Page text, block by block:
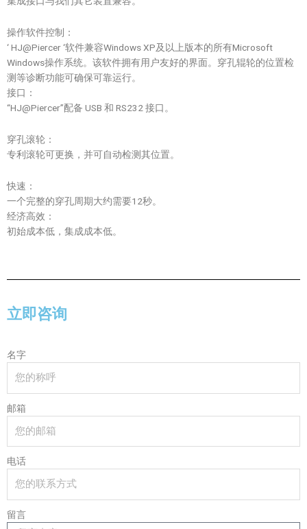
操作软件控制：
‘ HJ@Piercer ‘软件兼容Windows XP及以上版本的所有Microsoft
Windows操作系统。该软件拥有用户友好的界面。穿孔辊轮的位置检
测等诊断功能可确保可靠运行。
接口：
“HJ@Piercer”配备 USB 和 RS232 接口。
穿孔滚轮：
专利滚轮可更换，并可自动检测其位置。
快速：
一个完整的穿孔周期大约需要12秒。
经济高效：
初始成本低，集成成本低。
立即咨询
名字
邮箱
电话
留言